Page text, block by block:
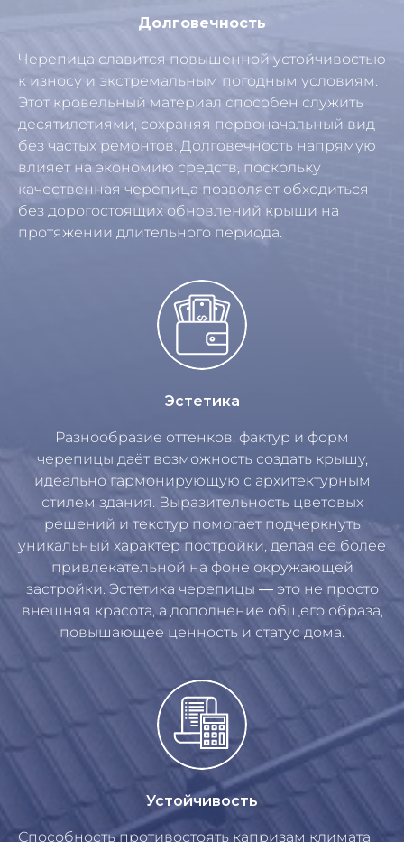
Долговечность
Черепица славится повышенной устойчивостью
к износу и экстремальным погодным условиям.
Этот кровельный материал способен служить
десятилетиями, сохраняя первоначальный вид
без частых ремонтов. Долговечность напрямую
влияет на экономию средств, поскольку
качественная черепица позволяет обходиться
без дорогостоящих обновлений крыши на
протяжении длительного периода.
Эстетика
Разнообразие оттенков, фактур и форм
черепицы даёт возможность создать крышу,
идеально гармонирующую с архитектурным
стилем здания. Выразительность цветовых
решений и текстур помогает подчеркнуть
уникальный характер постройки, делая её более
привлекательной на фоне окружающей
застройки. Эстетика черепицы — это не просто
внешняя красота, а дополнение общего образа,
повышающее ценность и статус дома.
Устойчивость
Способность противостоять капризам климата